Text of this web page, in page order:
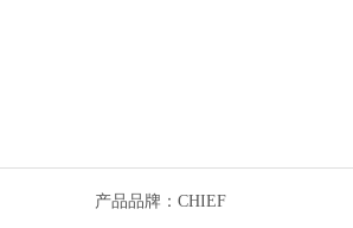
产品品牌： CHIEF